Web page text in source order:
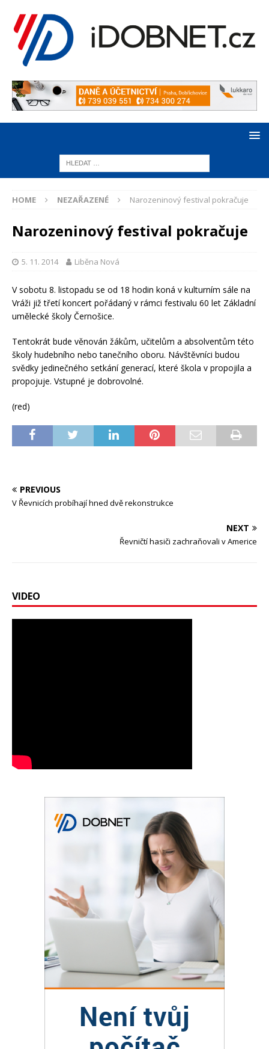
HOME NEZAŘAZENÉ Narozeninový festival pokračuje
Narozeninový festival pokračuje
5. 11. 2014 Liběna Nová
V sobotu 8. listopadu se od 18 hodin koná v kulturním sále na
Vráži již třetí koncert pořádaný v rámci festivalu 60 let Základní
umělecké školy Černošice.
Tentokrát bude věnován žákům, učitelům a absolventům této
školy hudebního nebo tanečního oboru. Návštěvníci budou
svědky jedinečného setkání generací, které škola v propojila a
propojuje. Vstupné je dobrovolné.
(red)
PREVIOUS
V Řevnicích probíhají hned dvě rekonstrukce
NEXT
Řevničtí hasiči zachraňovali v Americe
VIDEO